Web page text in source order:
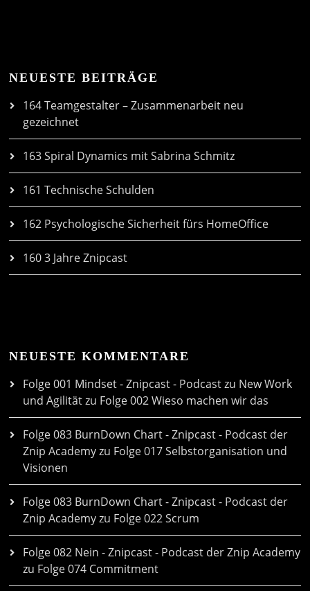
NEUESTE BEITRÄGE
164 Teamgestalter – Zusammenarbeit neu
gezeichnet
163 Spiral Dynamics mit Sabrina Schmitz
161 Technische Schulden
162 Psychologische Sicherheit fürs HomeOffice
160 3 Jahre Znipcast
NEUESTE KOMMENTARE
Folge 001 Mindset - Znipcast - Podcast zu New Work
und Agilitätzu Folge 002 Wieso machen wir das
Folge 083 BurnDown Chart - Znipcast - Podcast der
Znip Academyzu Folge 017 Selbstorganisation und
Visionen
Folge 083 BurnDown Chart - Znipcast - Podcast der
Znip Academyzu Folge 022 Scrum
Folge 082 Nein - Znipcast - Podcast der Znip Academy
zu Folge 074 Commitment